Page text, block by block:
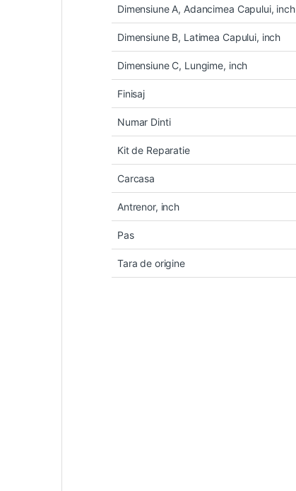
Dimensiune A, Adancimea Capului, inch
Dimensiune B, Latimea Capului, inch
Dimensiune C, Lungime, inch
Finisaj
Numar Dinti
Kit de Reparatie
Carcasa
Antrenor, inch
Pas
Tara de origine